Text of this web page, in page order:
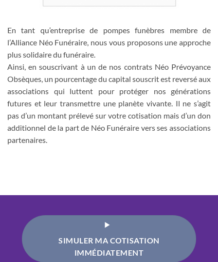
En tant qu’entreprise de pompes funèbres membre de
l’Alliance Néo Funéraire, nous vous proposons une approche
plus solidaire du funéraire.
Ainsi, en souscrivant à un de nos contrats Néo Prévoyance
Obsèques, un pourcentage du capital souscrit est reversé aux
associations qui luttent pour protéger nos générations
futures et leur transmettre une planète vivante. Il ne s’agit
pas d’un montant prélevé sur votre cotisation mais d’un don
additionnel de la part de Néo Funéraire vers ses associations
partenaires.
SIMULER MA COTISATION
IMMÉDIATEMENT